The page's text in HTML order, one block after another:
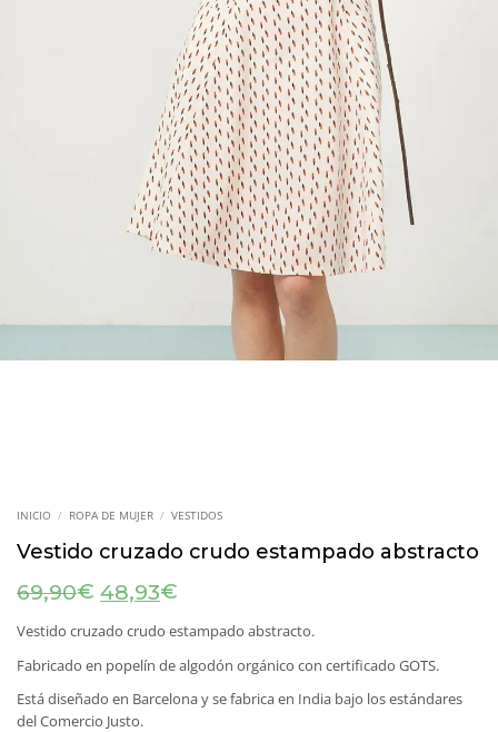
INICIO / ROPA DE MUJER / VESTIDOS
Vestido cruzado crudo estampado abstracto
69,90€ El
precio
original
69,90€.
48,93€
actual
es:
48,93€.
Vestido cruzado crudo estampado abstracto.
Fabricado en popelín de algodón orgánico con certificado GOTS.
Está diseñado en Barcelona y se fabrica en India bajo los estándares
del Comercio Justo.